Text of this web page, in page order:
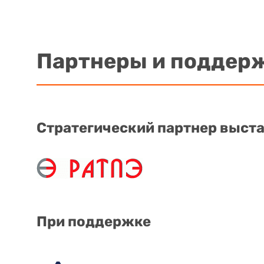
Партнеры и
Стратегический партнер
При поддержке